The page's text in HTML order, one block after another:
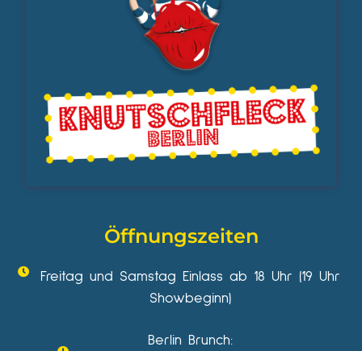
Öffnungszeiten
Freitag und Samstag Einlass ab 18 Uhr (19 Uhr
Showbeginn)
Berlin Brunch: